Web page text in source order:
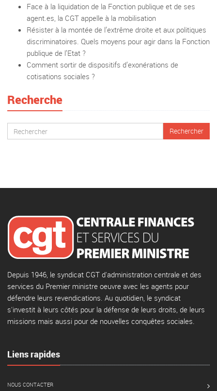
Face à la liquidation de la Fonction publique et de ses
agent.es, la CGT appelle à la mobilisation
Résister à la montée de l’extrême droite et aux politiques
discriminatoires. Quels moyens pour agir dans la Fonction
publique de l’Etat ?
Comment sortir de dispositifs d’exonérations de
cotisations sociales ?
Recherche
Depuis 1946, le syndicat CGT d'administration centrale et des
services du Premier ministre oeuvre avec les agents pour
défendre leurs revendications. Au quotidien, le syndicat
s'investit à leurs côtés pour la défense de leurs droits, de leurs
missions mais aussi pour de nouvelles conquêtes sociales.
Liens rapides
NOUS CONTACTER